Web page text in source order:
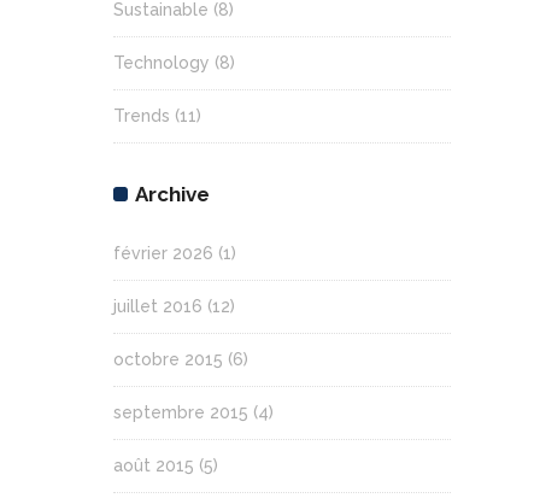
Sustainable (8)
Technology (8)
Trends (11)
Archive
février 2026 (1)
juillet 2016 (12)
octobre 2015 (6)
septembre 2015 (4)
août 2015 (5)